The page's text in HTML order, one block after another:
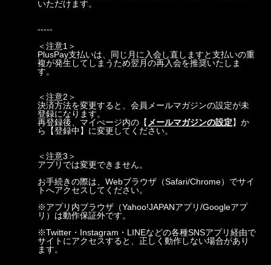
いただけます。
-----
＜注意1＞
PlusPay支払いは、同じ月に入会し直しますと支払いの重
複が発生してしまうため翌月の再入会を推奨いたしま
す。
＜注意2＞
決済方法を変更すると、会員メールマガジンの設定が未
登録になります。
再登録後、マイぺージ内の【 メールマガジンの設定】か
ら【登録中】に変更してください。
＜注意3＞
アプリでは変更できません。
お手続きの際は、Webブラウザ（Safari/Chrome）でサイ
トへアクセスしてください。
※アプリ内ブラウザ（Yahoo!JAPANアプリ/Googleアプ
リ）は動作保証外です。
※Twitter・Instagram・LINEなどの各種SNSアプリ経由で
サイトにアクセスすると、正しく動作しない場合があり
ます。